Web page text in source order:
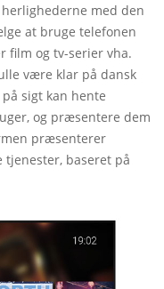
med den
at bruge telefonen
film og tv-serier vha.
være klar på dansk
sigt kan hente
og præsentere dem
præsenterer
baseret på